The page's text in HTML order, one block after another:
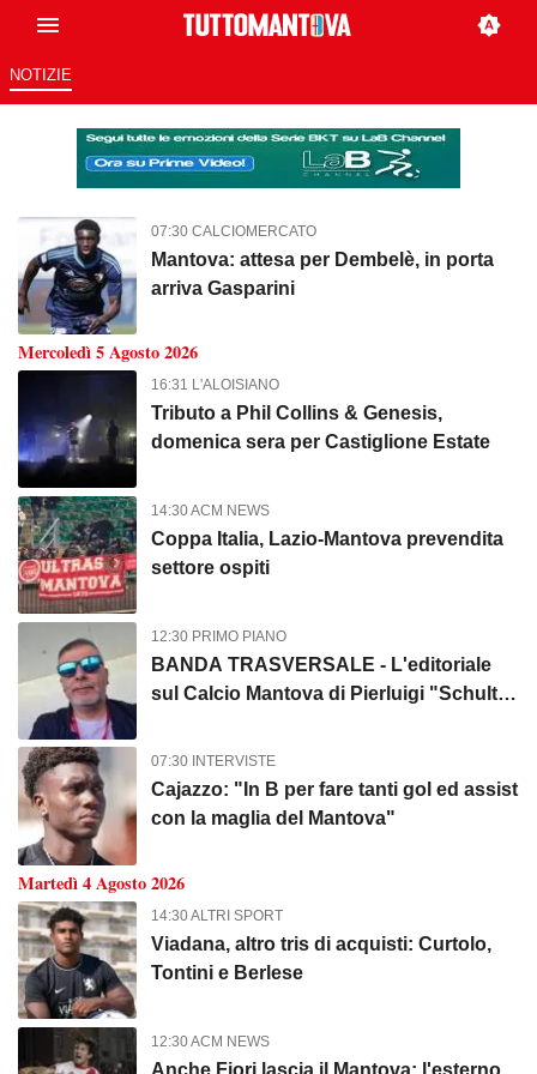
NOTIZIE
Tutto Mantova: Tutto sulla tua
07:30 CALCIOMERCATO
Mantova: attesa per Dembelè, in porta
arriva Gasparini
Mercoledì 5 Agosto 2026
16:31 L'ALOISIANO
Tributo a Phil Collins & Genesis,
domenica sera per Castiglione Estate
14:30 ACM NEWS
Coppa Italia, Lazio-Mantova prevendita
settore ospiti
12:30 PRIMO PIANO
BANDA TRASVERSALE - L'editoriale
sul Calcio Mantova di Pierluigi "Schultz"
07:30 INTERVISTE
Cajazzo: "In B per fare tanti gol ed assist
con la maglia del Mantova"
Martedì 4 Agosto 2026
14:30 ALTRI SPORT
Viadana, altro tris di acquisti: Curtolo,
Tontini e Berlese
12:30 ACM NEWS
Anche Fiori lascia il Mantova: l'esterno